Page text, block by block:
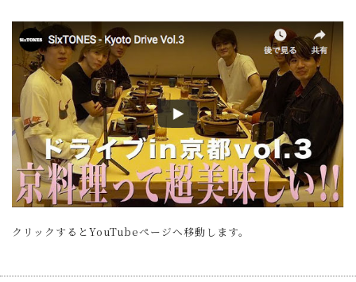
クリックするとYouTubeページへ移動します。